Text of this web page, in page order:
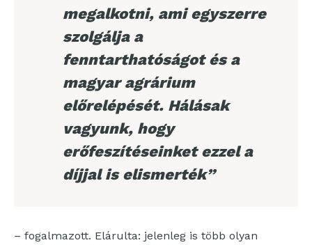
megalkotni, ami egyszerre
szolgálja a
fenntarthatóságot és a
magyar agrárium
előrelépését. Hálásak
vagyunk, hogy
erőfeszítéseinket ezzel a
díjjal is elismerték”
– fogalmazott. Elárulta: jelenleg is több olyan